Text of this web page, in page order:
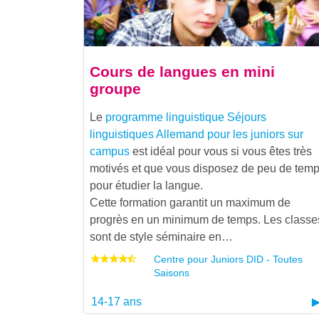
Cours de langues en mini
groupe
Le programme linguistique Séjours
linguistiques Allemand pour les juniors sur
campus est idéal pour vous si vous êtes très
motivés et que vous disposez de peu de
pour étudier la langue.
Cette formation garantit un maximum de
progrès en un minimum de temps. Les
sont de style séminaire en…
Centre pour Juniors DID - Toutes
Saisons
14-17 ans